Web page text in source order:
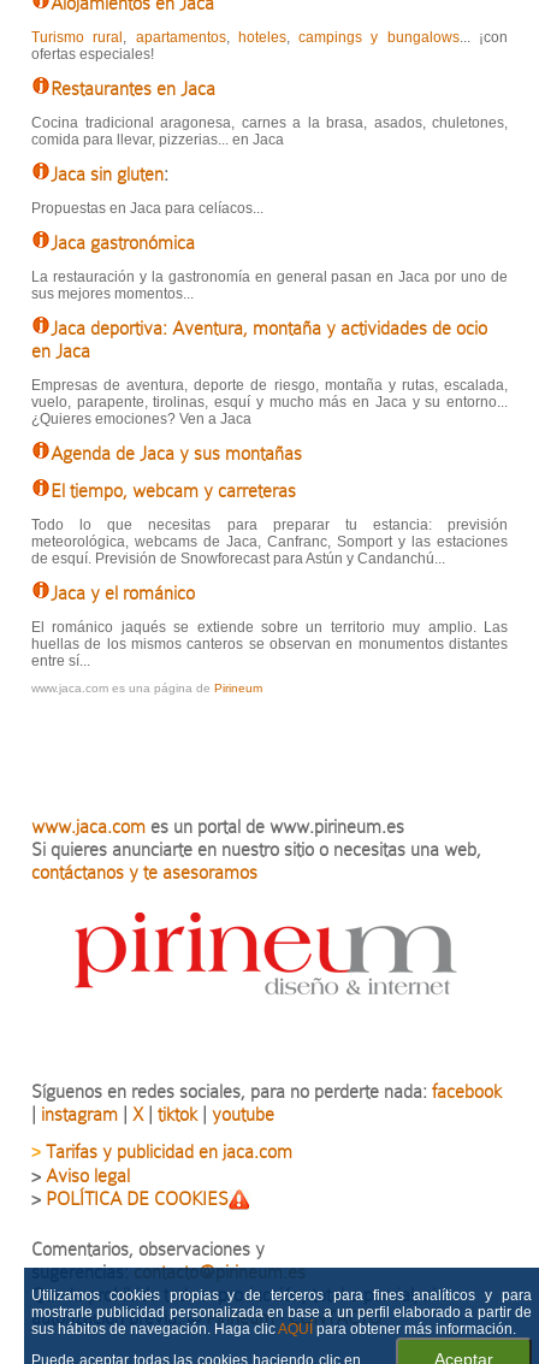
Turismo rural apartamentos, hoteles,campings y bungalows... ¡con
ofertas especiales!
Restaurantes en Jaca
Cocina tradicional aragonesa, carnes a la brasa, asados, chuletones,
comida para llevar, pizzerias... en Jaca
Jaca sin gluten:
Propuestas en Jaca para celíacos...
Jaca gastronómica
La restauración y la gastronomía en general pasan en Jaca por uno de
sus mejores momentos...
Jaca deportiva: Aventura, montaña y actividades de ocio
en Jaca
Empresas de aventura, deporte de riesgo, montaña y rutas, escalada,
vuelo, parapente, tirolinas, esquí y mucho más en Jaca y su entorno...
¿Quieres emociones? Ven a Jaca
Agenda de Jaca y sus montañas
El tiempo, webcam y carreteras
Todo lo que necesitas para preparar tu estancia: previsión
meteorológica, webcams de Jaca, Canfranc, Somport y las estaciones
de esquí. Previsión de Snowforecast para Astún y Candanchú...
Jaca y el románico
El románico jaqués se extiende sobre un territorio muy amplio. Las
huellas de los mismos canteros se observan en monumentos distantes
entre sí...
www.jaca.com es una página de Pirineum
www.jaca.com es un portal de www.pirineum.es
Si quieres anunciarte en nuestro sitio o necesitas una web,
contáctanos y te asesoramos
Síguenos en redes sociales, para no perderte nada: facebook
instagram X| tiktok| youtube
> Tarifas y publicidad en jaca.com
> Aviso legal
> POLÍTICA DE COOKIES
Comentarios, observaciones y
sugerencias:contacto@pirineum.es
Queda prohibida toda reproducción, total o parcial, sin
autorización previa. ©Pirineum·CONTACTO
Utilizamos cookies propias y de terceros para fines analíticos y para
mostrarle publicidad personalizada en base a un perfil elaborado a partir de
sus hábitos de navegación. Haga clicAQUÍ para obtener más información.
Puede aceptar todas las cookies haciendo clic en